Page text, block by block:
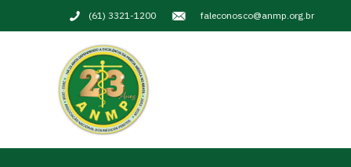
(61) 3321-1200 faleconosco@anmp.org.br